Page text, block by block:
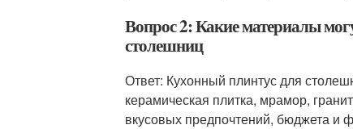
Вопрос 2: Какие материалы
столешниц
Ответ: Кухонный плинтус для
керамическая плитка, мрамор,
вкусовых предпочтений, бюджета и